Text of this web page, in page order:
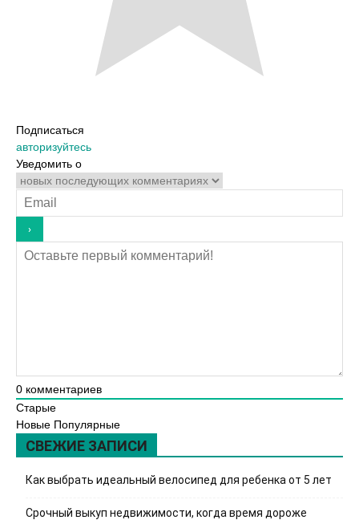
Подписаться
авторизуйтесь
Уведомить о
0 комментариев
Старые
Новые Популярные
СВЕЖИЕ ЗАПИСИ
Как выбрать идеальный велосипед для ребенка от 5 лет
Срочный выкуп недвижимости, когда время дороже